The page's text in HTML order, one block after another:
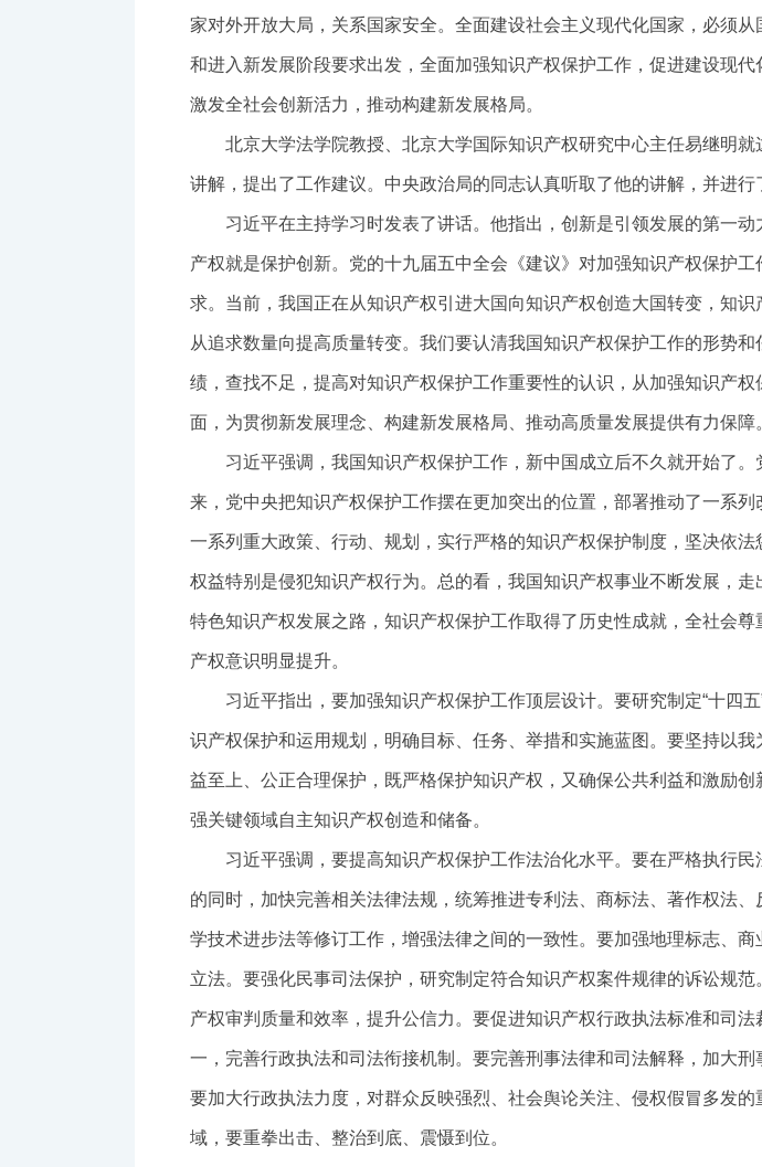
家对外开放大局，关系国家安全。全面建设社会主义现代化国家，必须从
和进入新发展阶段要求出发，全面加强知识产权保护工作，促进建设现代
激发全社会创新活力，推动构建新发展格局。
北京大学法学院教授、北京大学国际知识产权研究中心主任易继明就
讲解，提出了工作建议。中央政治局的同志认真听取了他的讲解，并进行
习近平在主持学习时发表了讲话。他指出，创新是引领发展的第一动
产权就是保护创新。党的十九届五中全会《建议》对加强知识产权保护工
求。当前，我国正在从知识产权引进大国向知识产权创造大国转变，知识
从追求数量向提高质量转变。我们要认清我国知识产权保护工作的形势和
绩，查找不足，提高对知识产权保护工作重要性的认识，从加强知识产权
面，为贯彻新发展理念、构建新发展格局、推动高质量发展提供有力保障
习近平强调，我国知识产权保护工作，新中国成立后不久就开始了。
来，党中央把知识产权保护工作摆在更加突出的位置，部署推动了一系列
一系列重大政策、行动、规划，实行严格的知识产权保护制度，坚决依法
权益特别是侵犯知识产权行为。总的看，我国知识产权事业不断发展，走
特色知识产权发展之路，知识产权保护工作取得了历史性成就，全社会尊
产权意识明显提升。
习近平指出，要加强知识产权保护工作顶层设计。要研究制定“十四
识产权保护和运用规划，明确目标、任务、举措和实施蓝图。要坚持以我
益至上、公正合理保护，既严格保护知识产权，又确保公共利益和激励创
强关键领域自主知识产权创造和储备。
习近平强调，要提高知识产权保护工作法治化水平。要在严格执行民
的同时，加快完善相关法律法规，统筹推进专利法、商标法、著作权法、
学技术进步法等修订工作，增强法律之间的一致性。要加强地理标志、商
立法。要强化民事司法保护，研究制定符合知识产权案件规律的诉讼规范
产权审判质量和效率，提升公信力。要促进知识产权行政执法标准和司法
一，完善行政执法和司法衔接机制。要完善刑事法律和司法解释，加大刑
要加大行政执法力度，对群众反映强烈、社会舆论关注、侵权假冒多发的
域，要重拳出击、整治到底、震慑到位。